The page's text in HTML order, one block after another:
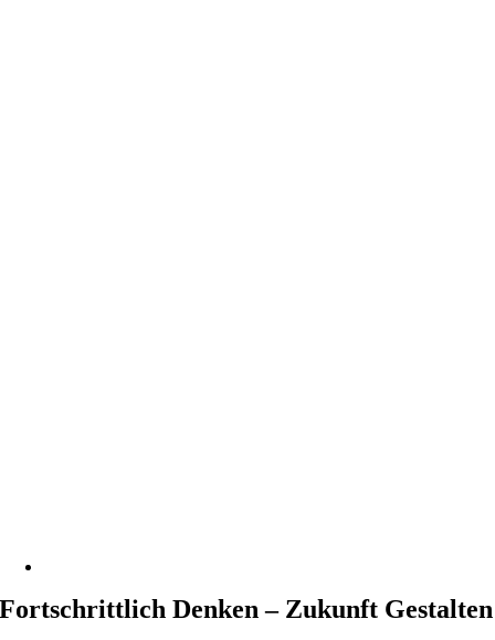
Fortschrittlich Denken – Zukunft Gestalten